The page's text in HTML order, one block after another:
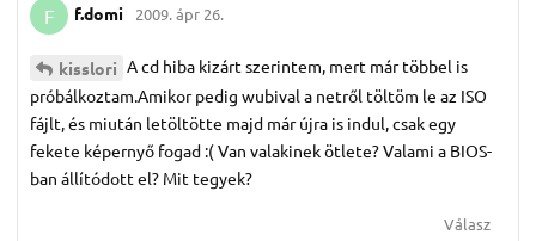
F f.​domi 2009. ápr 26.
kisslori A cd hiba kizárt szerintem, mert már többel is
próbálkoztam.Amikor pedig wubival a netről töltöm le az ISO
fájlt, és miután letöltötte majd már újra is indul, csak egy
fekete képernyő fogad :( Van valakinek ötlete? Valami a BIOS-
ban állítódott el? Mit tegyek?
Válasz